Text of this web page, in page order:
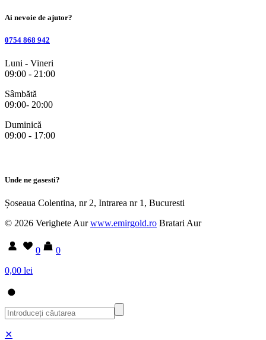
Ai nevoie de ajutor?
0754 868 942
Luni - Vineri
09:00 - 21:00
Sâmbătă
09:00- 20:00
Duminică
09:00 - 17:00
Unde ne gasesti?
Șoseaua Colentina, nr 2, Intrarea nr 1, Bucuresti
© 2026 Verighete Aurwww.emirgold.ro Bratari Aur
0
0
0,00 lei
✕